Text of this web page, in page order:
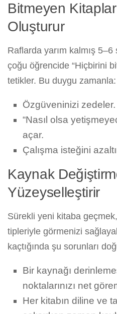
Bitmeyen
Oluşturur
Raflarda yarım kalmış
çoğu öğrencide “Hiçbirini
tetikler. Bu duygu zamanla:
Özgüveninizi zedeler.
“Nasıl olsa
açar.
Çalışma isteğini
Kaynak
Yüzeyselleştirir
Sürekli yeni kitaba
tipleriyle görmenizi
kaçtığında şu sorunları
Bir kaynağı
noktalarınızı net
Her kitabın diline ve